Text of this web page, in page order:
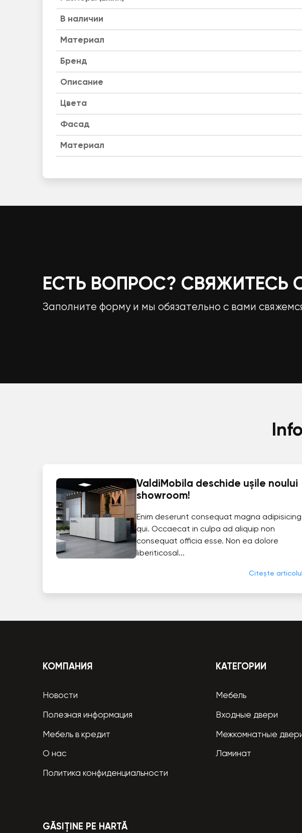
B наличии
Материал
Бренд
Описание
Цвета
Фасад
Материал
ЕСТЬ ВОПРОС? СВЯЖИТЕСЬ
Заполните форму и мы обязательно с вами
ValdiMobila deschide ușile noului
showroom!
Enim deserunt consequat magna adipisicing
qui. Occaecat in culpa ad aliquip non
consequat officia esse. Non ea dolore
liberiticosal...
Citește articolul
КОМПАНИЯ
Новости
Полезная информация
Мебель в кредит
О нас
Политика конфиденциальности
КАТЕГОРИИ
Мебель
Входные двери
Межкомнатные
Ламинат
GĂSIȚINE PE HARTĂ